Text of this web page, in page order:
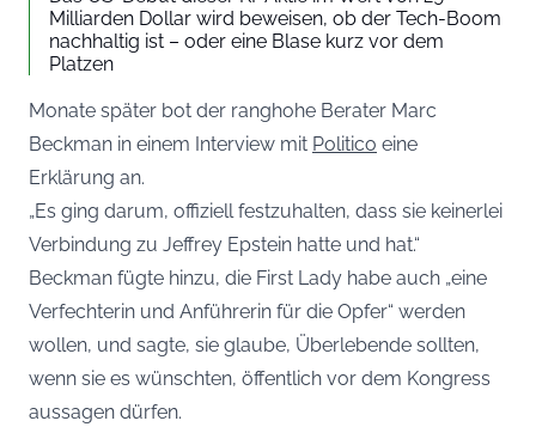
Milliarden Dollar wird beweisen, ob der Tech-Boom
nachhaltig ist – oder eine Blase kurz vor dem
Platzen
Monate später bot der ranghohe Berater Marc
Beckman in einem Interview mit Politico eine
Erklärung an.
„Es ging darum, offiziell festzuhalten, dass sie keinerlei
Verbindung zu Jeffrey Epstein hatte und hat.“
Beckman fügte hinzu, die First Lady habe auch „eine
Verfechterin und Anführerin für die Opfer“ werden
wollen, und sagte, sie glaube, Überlebende sollten,
wenn sie es wünschten, öffentlich vor dem Kongress
aussagen dürfen.